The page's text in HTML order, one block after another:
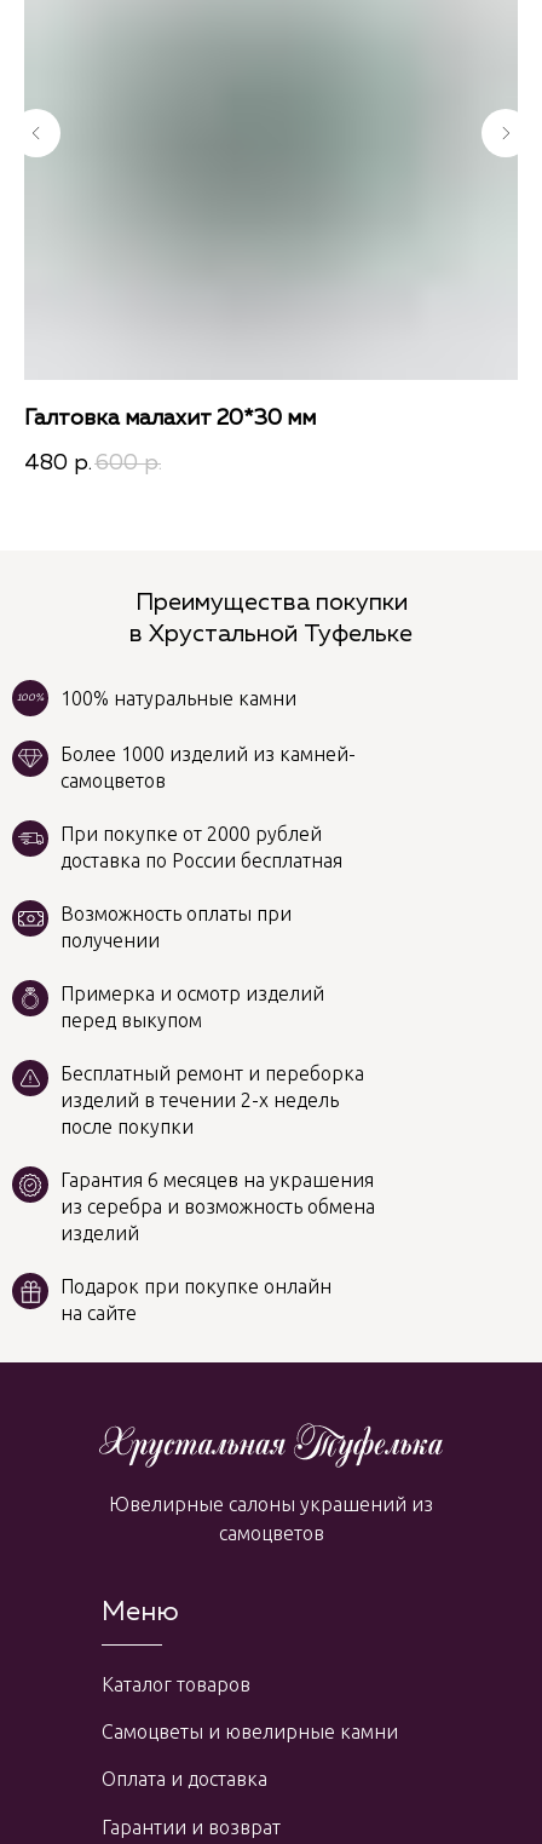
Галтовка малахит 20*30 мм
480 р. 600 р.
100% натуральные камни
100%
Преимущества покупки
в Хрустальной Туфельке
Бесплатный ремонт и переборка
изделий в течении 2-х недель
после покупки
Примерка и осмотр изделий
перед выкупом
Более 1000 изделий из камней-
самоцветов
Гарантия 6 месяцев на украшения
из серебра и возможность обмена
изделий
Возможность оплаты при
получении
При покупке от 2000 рублей
доставка по России бесплатная
Подарок при покупке онлайн
на сайте
Меню
Каталог товаров
Самоцветы и ювелирные камни
Оплата и доставка
Ювелирные салоны украшений из
самоцветов
Гарантии и возврат